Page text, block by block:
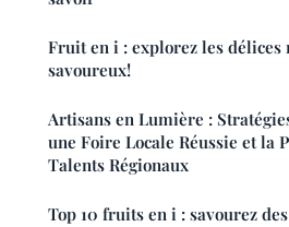
Fruit en i : explorez les délices
savoureux!
Artisans en Lumière :
une Foire Locale Réussie et la
Talents Régionaux
Top 10 fruits en i : savourez